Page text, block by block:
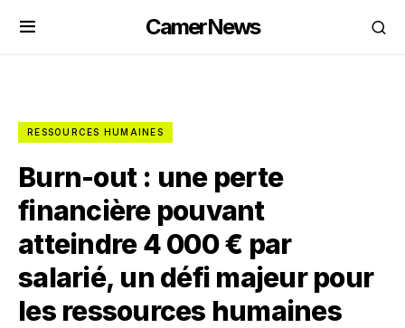
CamerNews
RESSOURCES HUMAINES
Burn-out : une perte
financière pouvant
atteindre 4 000 € par
salarié, un défi majeur pour
les ressources humaines